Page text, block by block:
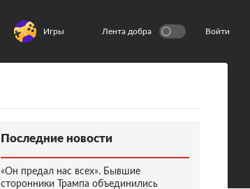
Игры Лента добра Войти
Последние новости
«Он предал нас всех». Бывшие
сторонники Трампа объединились